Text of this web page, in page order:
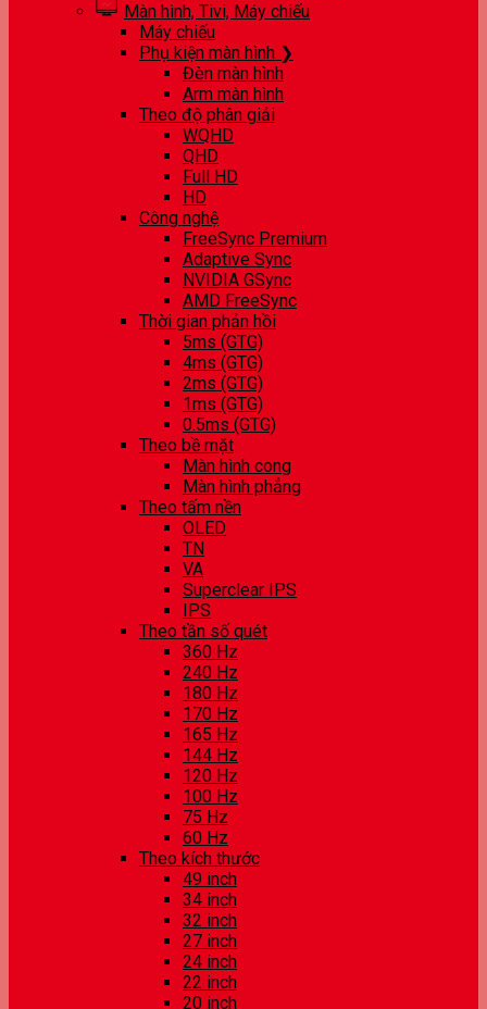
Màn hình, Tivi, Máy chiếu
Máy chiếu
Phụ kiện màn hình ❯
Đèn màn hình
Arm màn hình
Theo độ phân giải
WQHD
QHD
Full HD
HD
Công nghệ
FreeSync Premium
Adaptive Sync
NVIDIA GSync
AMD FreeSync
Thời gian phản hồi
5ms (GTG)
4ms (GTG)
2ms (GTG)
1ms (GTG)
0.5ms (GTG)
Theo bề mặt
Màn hình cong
Màn hình phẳng
Theo tấm nền
OLED
TN
VA
Superclear IPS
IPS
Theo tần số quét
360 Hz
240 Hz
180 Hz
170 Hz
165 Hz
144 Hz
120 Hz
100 Hz
75 Hz
60 Hz
Theo kích thước
49 inch
34 inch
32 inch
27 inch
24 inch
22 inch
20 inch